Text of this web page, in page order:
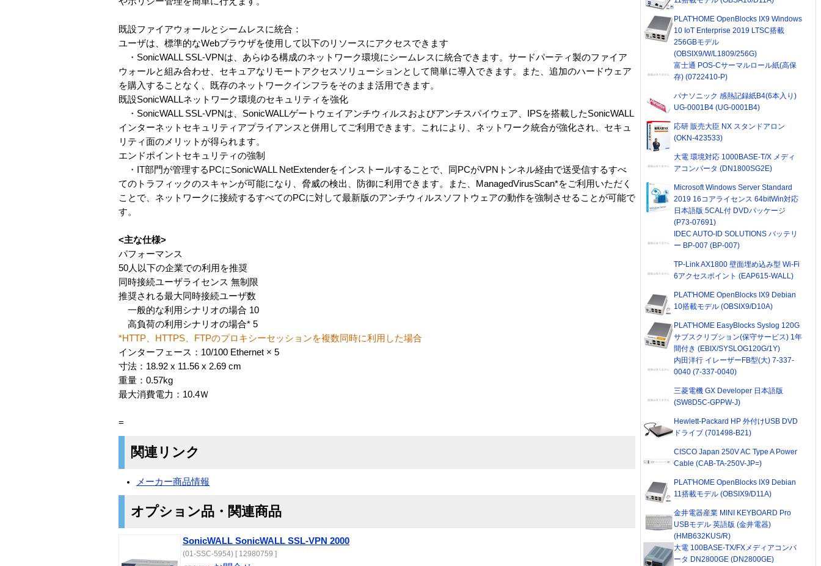
既設ファイアウォールとシームレスに統合：
ユーザは、標準的なWebブラウザを使用して以下のリソースにアクセスできます
・SonicWALL SSL-VPNは、あらゆる構成のネットワーク環境にシームレスに統合できます。サードパーティ製のファイア
ウォールと組み合わせ、セキュアなリモートアクセスソリューションとして簡単に導入できます。また、追加のハードウェア
を購入することなく、既存のネットワークインフラをそのまま活用できます。
既設SonicWALLネットワーク環境のセキュリティを強化
・SonicWALL SSL-VPNは、SonicWALLゲートウェイアンチウィルスおよびアンチスパイウェア、IPSを搭載したSonicWALL
インターネットセキュリティアプライアンスと併用してご利用できます。これにより、ネットワーク統合が強化され、セキュ
リティ面のメリットが得られます。
エンドポイントセキュリティの強制
・IT部門が管理するPCにSonicWALL NetExtenderをインストールすることで、同PCがVPNトンネル経由で送受信するすべ
てのトラフィックのスキャンが可能になり、脅威の検出、防御に利用できます。また、ManagedVirusScan*をご利用いただく
ことで、ネットワークに接続するすべてのPCに対して最新版のアンチウィルスソフトウェアの動作を強制させることが可能で
す。
<主な仕様>
パフォーマンス
50人以下の企業での利用を推奨
同時接続ユーザライセンス 無制限
推奨される最大同時接続ユーザ数
一般的な利用シナリオの場合 10
高負荷の利用シナリオの場合* 5
*HTTP、HTTPS、FTPのプロキシーセッションを複数同時に利用した場合
インターフェース：10/100 Ethernet × 5
寸法：18.92 x 11.56 x 2.69 cm
重量：0.57kg
最大消費電力：10.4Ｗ
=
関連リンク
メーカー商品情報
オプション品・関連商品
SonicWALL SonicWALL SSL-VPN 2000
(01-SSC-5954) [ 12980759 ]
PLAT'HOME OpenBlocks IX9 Windows
10 IoT Enterprise 2019 LTSC搭載
256GBモデル
(OBSIX9/W/L1809/256G)
富士通 POS-Cサーマルロール紙(高保
存) (0722410-P)
パナソニック 感熱記録紙B4(6本入り)
UG-0001B4 (UG-0001B4)
応研 販売大臣 NX スタンドアロン
(OKN-423533)
大電 環境対応 1000BASE-T/X メディ
アコンバータ (DN1800SG2E)
Microsoft Windows Server Standard
2019 16コアライセンス 64bitWin対応
日本語版 5CAL付 DVDパッケージ
(P73-07691)
IDEC AUTO-ID SOLUTIONS バッテリ
ー BP-007 (BP-007)
TP-Link AX1800 壁面埋め込み型 Wi-Fi
6アクセスポイント (EAP615-WALL)
PLAT'HOME OpenBlocks IX9 Debian
10搭載モデル (OBSIX9/D10A)
PLAT'HOME EasyBlocks Syslog 120G
サブスクリプション(保守サービス) 1年
間付き (EBIX/SYSLOG120G/1Y)
内田洋行 イレーザーFB型(大) 7-337-
0040 (7-337-0040)
三菱電機 GX Developer 日本語版
(SW8D5C-GPPW-J)
Hewlett-Packard HP 外付けUSB DVD
ドライブ (701498-B21)
CISCO Japan 250V AC Type A Power
Cable (CAB-TA-250V-JP=)
PLAT'HOME OpenBlocks IX9 Debian
11搭載モデル (OBSIX9/D11A)
金井電器産業 MINI KEYBOARD Pro
USBモデル 英語版 (金井電器)
(HMB632KUS/R)
大電 100BASE-TX/FXメディアコンバ
ータ DN2800GE (DN2800GE)